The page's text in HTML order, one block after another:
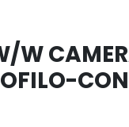
W